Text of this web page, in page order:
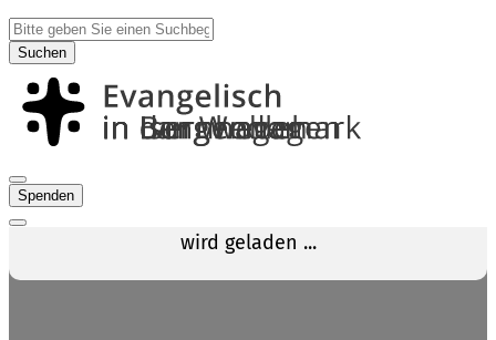
Suchen
Spenden